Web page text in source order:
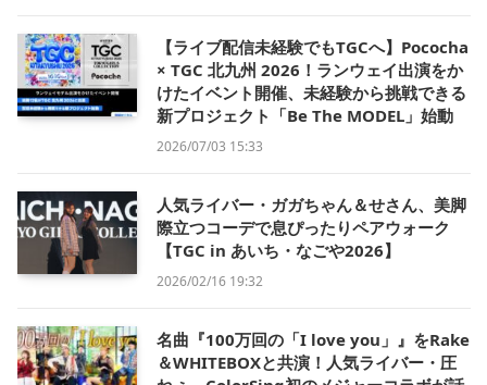
【ライブ配信未経験でもTGCへ】Pococha
× TGC 北九州 2026！ランウェイ出演をか
けたイベント開催、未経験から挑戦できる
新プロジェクト「Be The MODEL」始動
2026/07/03 15:33
人気ライバー・ガガちゃん＆せさん、美脚
際立つコーデで息ぴったりペアウォーク
【TGC in あいち・なごや2026】
2026/02/16 19:32
名曲『100万回の「I love you」』をRake
＆WHITEBOXと共演！人気ライバー・圧